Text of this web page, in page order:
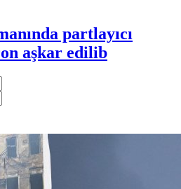
partlayıcı
aşkar edilib